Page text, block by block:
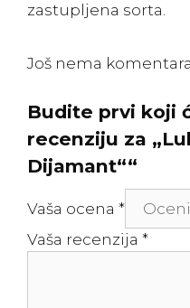
zastupljena sorta.
Još nema
Budite prvi koji
recenziju za
Dijamant““
Vaša ocena *
Vaša recenzija *